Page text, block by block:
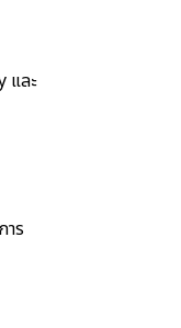
และ
ร